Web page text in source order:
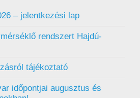
– jelentkezési lap
rendszert Hajdú-
tájékoztató
️időpontjai augusztus és